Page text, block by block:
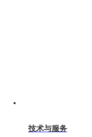
技术与服务